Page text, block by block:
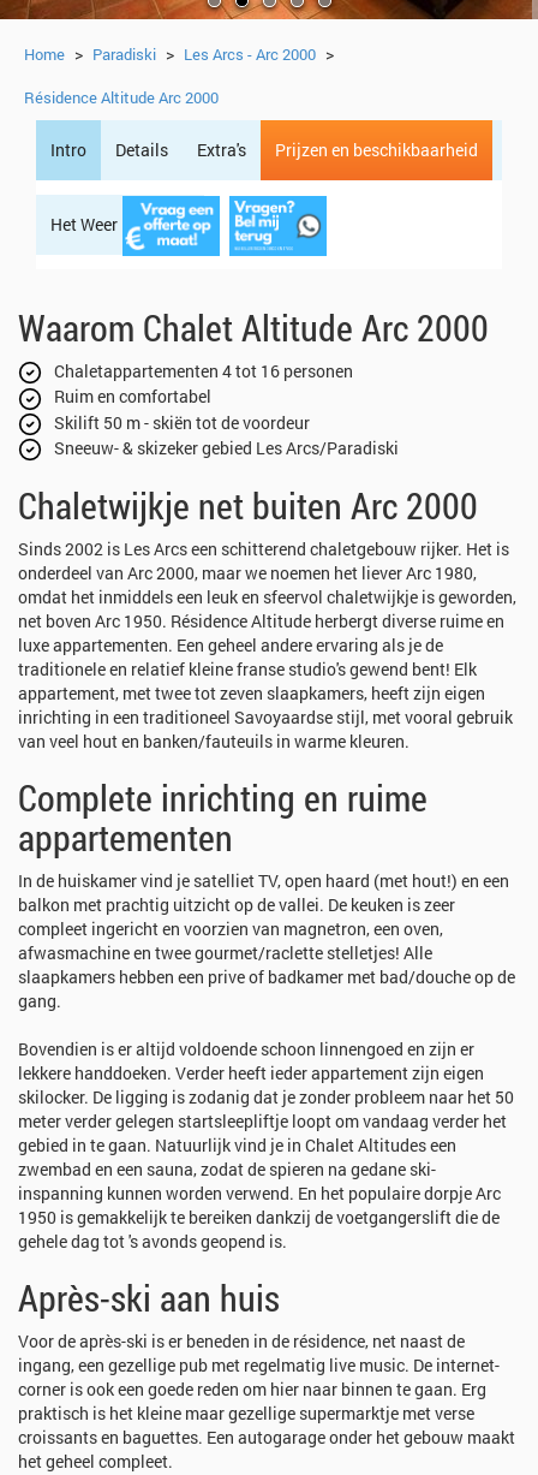
Home > Paradiski > Les Arcs - Arc 2000 >
Résidence Altitude Arc 2000
Intro Details Extra's Prijzen en beschikbaarheid
Het Weer Regio
Waarom Chalet Altitude Arc 2000
Chaletappartementen 4 tot 16 personen
Ruim en comfortabel
Skilift 50 m - skiën tot de voordeur
Sneeuw- & skizeker gebied Les Arcs/Paradiski
Chaletwijkje net buiten Arc 2000
Sinds 2002 is Les Arcs een schitterend chaletgebouw rijker. Het is
onderdeel van Arc 2000, maar we noemen het liever Arc 1980,
omdat het inmiddels een leuk en sfeervol chaletwijkje is geworden,
net boven Arc 1950. Résidence Altitude herbergt diverse ruime en
luxe appartementen. Een geheel andere ervaring als je de
traditionele en relatief kleine franse studio's gewend bent! Elk
appartement, met twee tot zeven slaapkamers, heeft zijn eigen
inrichting in een traditioneel Savoyaardse stijl, met vooral gebruik
van veel hout en banken/fauteuils in warme kleuren.
Complete inrichting en ruime
appartementen
In de huiskamer vind je satelliet TV, open haard (met hout!) en een
balkon met prachtig uitzicht op de vallei. De keuken is zeer
compleet ingericht en voorzien van magnetron, een oven,
afwasmachine en twee gourmet/raclette stelletjes! Alle
slaapkamers hebben een prive of badkamer met bad/douche op de
gang.
Bovendien is er altijd voldoende schoon linnengoed en zijn er
lekkere handdoeken. Verder heeft ieder appartement zijn eigen
skilocker. De ligging is zodanig dat je zonder probleem naar het 50
meter verder gelegen startsleepliftje loopt om vandaag verder het
gebied in te gaan. Natuurlijk vind je in Chalet Altitudes een
zwembad en een sauna, zodat de spieren na gedane ski-
inspanning kunnen worden verwend. En het populaire dorpje Arc
1950 is gemakkelijk te bereiken dankzij de voetgangerslift die de
gehele dag tot 's avonds geopend is.
Après-ski aan huis
Voor de après-ski is er beneden in de résidence, net naast de
ingang, een gezellige pub met regelmatig live music. De internet-
corner is ook een goede reden om hier naar binnen te gaan. Erg
praktisch is het kleine maar gezellige supermarktje met verse
croissants en baguettes. Een autogarage onder het gebouw maakt
het geheel compleet.